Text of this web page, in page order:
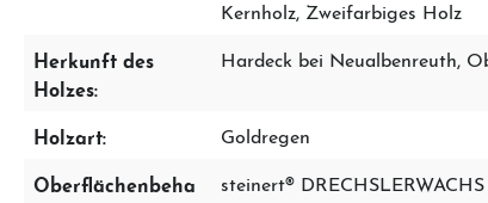
Kernholz, Zweifarbiges Holz
Herkunft des
Holzes:
Hardeck bei Neualbenreuth,
Holzart: Goldregen
Oberflächenbeha
steinert®